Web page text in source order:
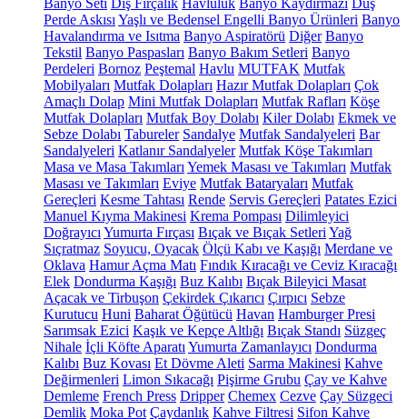
Banyo Seti Diş Fırçalık Havluluk Banyo Kaydırmazı Duş
Perde Askısı Yaşlı ve Bedensel Engelli Banyo Ürünleri Banyo
Havalandırma ve Isıtma Banyo Aspiratörü Diğer Banyo
Tekstil Banyo Paspasları Banyo Bakım Setleri Banyo
Perdeleri Bornoz Peştemal Havlu MUTFAK Mutfak
Mobilyaları Mutfak Dolapları Hazır Mutfak Dolapları Çok
Amaçlı Dolap Mini Mutfak Dolapları Mutfak Rafları Köşe
Mutfak Dolapları Mutfak Boy Dolabı Kiler Dolabı Ekmek ve
Sebze Dolabı Tabureler Sandalye Mutfak Sandalyeleri Bar
Sandalyeleri Katlanır Sandalyeler Mutfak Köşe Takımları
Masa ve Masa Takımları Yemek Masası ve Takımları Mutfak
Masası ve Takımları Eviye Mutfak Bataryaları Mutfak
Gereçleri Kesme Tahtası Rende Servis Gereçleri Patates Ezici
Manuel Kıyma Makinesi Krema Pompası Dilimleyici
Doğrayıcı Yumurta Fırçası Bıçak ve Bıçak Setleri Yağ
Sıçratmaz Soyucu, Oyacak Ölçü Kabı ve Kaşığı Merdane ve
Oklava Hamur Açma Matı Fındık Kıracağı ve Ceviz Kıracağı
Elek Dondurma Kaşığı Buz Kalıbı Bıçak Bileyici Masat
Açacak ve Tirbuşon Çekirdek Çıkarıcı Çırpıcı Sebze
Kurutucu Huni Baharat Öğütücü Havan Hamburger Presi
Sarımsak Ezici Kaşık ve Kepçe Altlığı Bıçak Standı Süzgeç
Nihale İçli Köfte Aparatı Yumurta Zamanlayıcı Dondurma
Kalıbı Buz Kovası Et Dövme Aleti Sarma Makinesi Kahve
Değirmenleri Limon Sıkacağı Pişirme Grubu Çay ve Kahve
Demleme French Press Dripper Chemex Cezve Çay Süzgeci
Demlik Moka Pot Çaydanlık Kahve Filtresi Sifon Kahve